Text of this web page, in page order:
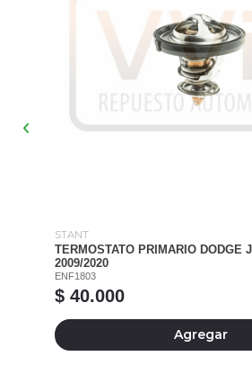
STANT
TERMOSTATO PRIMARIO DODGE
2009/2020
ENF1803
$ 40.000
Agregar